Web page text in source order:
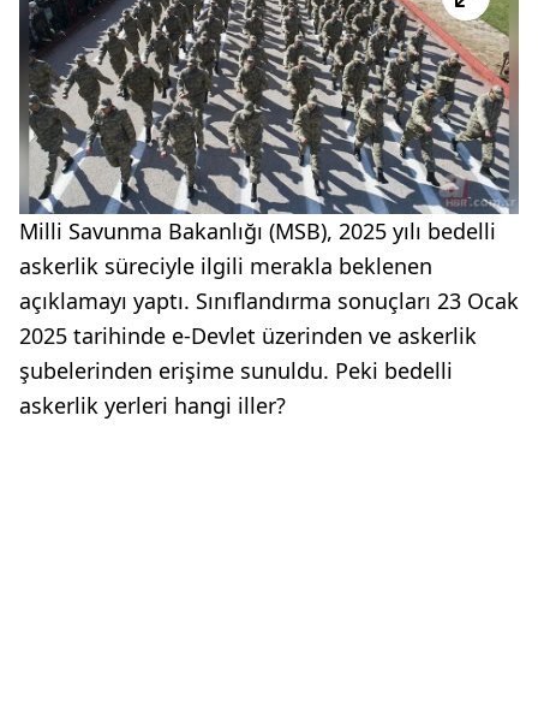
Milli Savunma Bakanlığı (MSB), 2025 yılı bedelli
askerlik süreciyle ilgili merakla beklenen
açıklamayı yaptı. Sınıflandırma sonuçları 23 Ocak
2025 tarihinde e-Devlet üzerinden ve askerlik
şubelerinden erişime sunuldu. Peki bedelli
askerlik yerleri hangi iller?